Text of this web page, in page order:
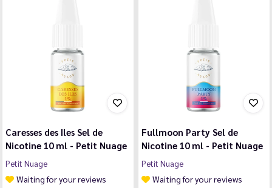
Caresses des Iles Sel de
Nicotine 10 ml - Petit Nuage
Petit Nuage
Waiting for your reviews
Fullmoon Party Sel de
Nicotine 10 ml - Petit Nuage
Petit Nuage
Waiting for your reviews